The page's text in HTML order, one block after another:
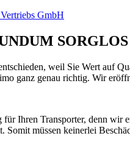
SORGLOS
weil Sie Wert auf
ganz genau richtig. Wir
Ihren Transporter, denn wir
Somit müssen keinerlei